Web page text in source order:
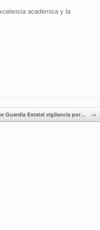
académica y la
Guardia Estatal vigilancia por… →